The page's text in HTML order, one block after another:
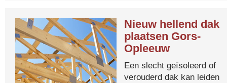
Nieuw hellend dak
plaatsen Gors-
Opleeuw
Een slecht geïsoleerd of
verouderd dak kan leiden